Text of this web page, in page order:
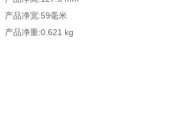
产品净宽:59毫米
产品净重:0.621 kg